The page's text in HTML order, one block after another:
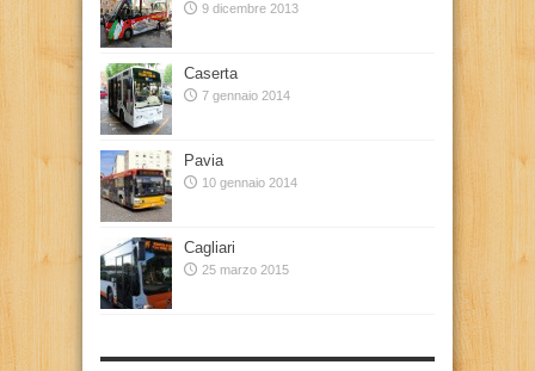
9 dicembre 2013
Caserta
7 gennaio 2014
Pavia
10 gennaio 2014
Cagliari
25 marzo 2015